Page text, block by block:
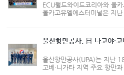
ECU월드와이드코리아와 올카
올카고유엘에스터미널은 지
워크숍을 진행했다고 밝혔다
120명이 참여해 물류 현장을
울산항만공사(UPA)는 지난
고베·니가타 지역 주요 항만